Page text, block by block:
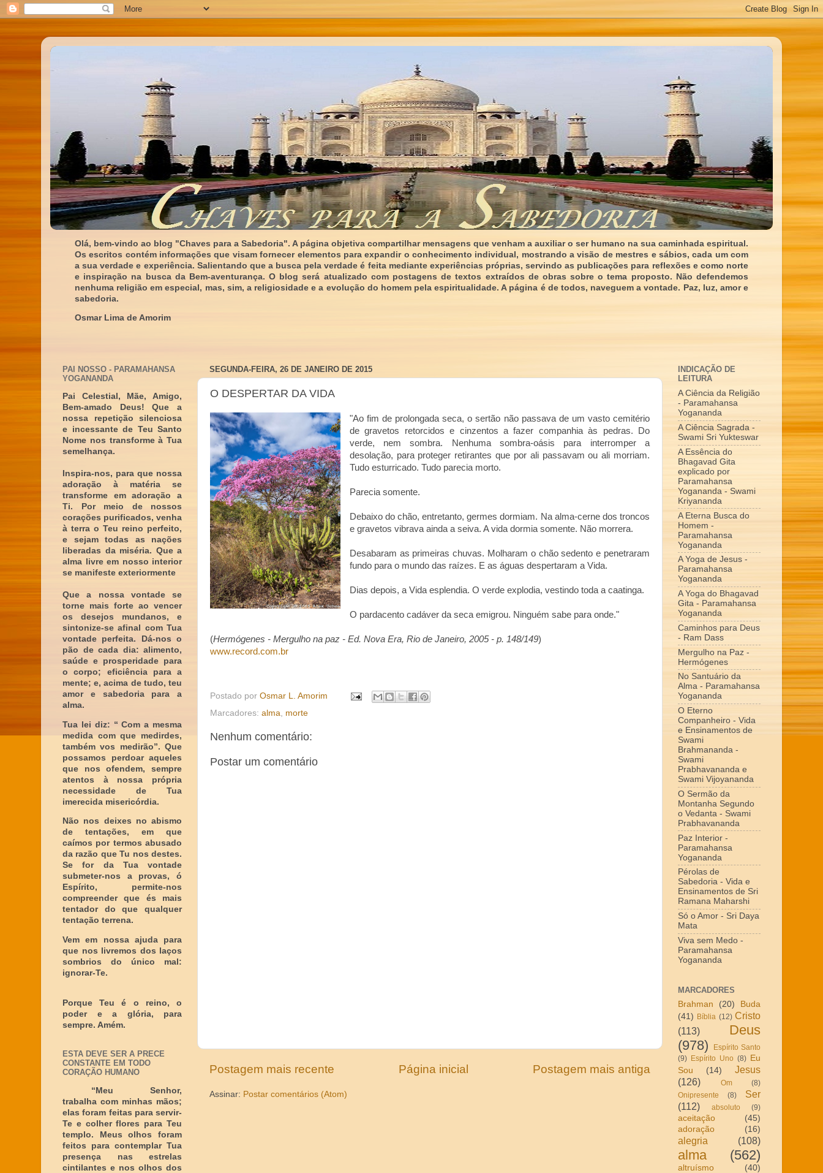
Olá, bem-vindo ao blog "Chaves para a Sabedoria". A página objetiva compartilhar mensagens que venham a auxiliar o ser humano na sua caminhada espiritual.
Os escritos contém informações que visam fornecer elementos para expandir o conhecimento individual, mostrando a visão de mestres e sábios, cada um com
a sua verdade e experiência. Salientando que a busca pela verdade é feita mediante experiências próprias, servindo as publicações para reflexões e como norte
e inspiração na busca da Bem-aventurança. O blog será atualizado com postagens de textos extraídos de obras sobre o tema proposto. Não defendemos
nenhuma religião em especial, mas, sim, a religiosidade e a evolução do homem pela espiritualidade. A página é de todos, naveguem a vontade. Paz, luz, amor e
sabedoria.
Osmar Lima de Amorim
SEGUNDA-FEIRA, 26 DE JANEIRO DE 2015
O DESPERTAR DA VIDA
"Ao fim de prolongada seca, o sertão não passava de um vasto cemitério
de gravetos retorcidos e cinzentos a fazer companhia às pedras. Do
verde, nem sombra. Nenhuma sombra-oásis para interromper a
desolação, para proteger retirantes que por ali passavam ou ali morriam.
Tudo esturricado. Tudo parecia morto.
Parecia somente.
Debaixo do chão, entretanto, germes dormiam. Na alma-cerne dos troncos
e gravetos vibrava ainda a seiva. A vida dormia somente. Não morrera.
Desabaram as primeiras chuvas. Molharam o chão sedento e penetraram
fundo para o mundo das raízes. E as águas despertaram a Vida.
Dias depois, a Vida esplendia. O verde explodia, vestindo toda a caatinga.
O pardacento cadáver da seca emigrou. Ninguém sabe para onde."
(Hermógenes - Mergulho na paz - Ed. Nova Era, Rio de Janeiro, 2005 - p. 148/149)
www.record.com.br
Postado por Osmar L. Amorim
Marcadores: alma morte
Nenhum comentário:
Postar um comentário
Postagem mais recente Postagem mais antiga
Página inicial
Assinar: Postar comentários (Atom)
PAI NOSSO - PARAMAHANSA
YOGANANDA
Pai Celestial, Mãe, Amigo,
Bem-amado Deus! Que a
nossa repetição silenciosa
e incessante de Teu Santo
Nome nos transforme à Tua
semelhança.
Inspira-nos, para que nossa
adoração à matéria se
transforme em adoração a
Ti. Por meio de nossos
corações purificados, venha
à terra o Teu reino perfeito,
e sejam todas as nações
liberadas da miséria. Que a
alma livre em nosso interior
se manifeste exteriormente
Que a nossa vontade se
torne mais forte ao vencer
os desejos mundanos, e
sintonize-se afinal com Tua
vontade perfeita. Dá-nos o
pão de cada dia: alimento,
saúde e prosperidade para
o corpo; eficiência para a
mente; e, acima de tudo, teu
amor e sabedoria para a
alma.
Tua lei diz: “ Com a mesma
medida com que medirdes,
também vos medirão”. Que
possamos perdoar aqueles
que nos ofendem, sempre
atentos à nossa própria
necessidade de Tua
imerecida misericórdia.
Não nos deixes no abismo
de tentações, em que
caímos por termos abusado
da razão que Tu nos destes.
Se for da Tua vontade
submeter-nos a provas, ó
Espírito, permite-nos
compreender que és mais
tentador do que qualquer
tentação terrena.
Vem em nossa ajuda para
que nos livremos dos laços
sombrios do único mal:
ignorar-Te.
Porque Teu é o reino, o
poder e a glória, para
sempre. Amém.
ESTA DEVE SER A PRECE
CONSTANTE EM TODO
CORAÇÃO HUMANO
“Meu Senhor,
trabalha com minhas mãos;
elas foram feitas para servir-
Te e colher flores para Teu
templo. Meus olhos foram
feitos para contemplar Tua
presença nas estrelas
cintilantes e nos olhos dos
INDICAÇÃO DE
LEITURA
A Ciência da Religião
- Paramahansa
Yogananda
A Ciência Sagrada -
Swami Sri Yukteswar
A Essência do
Bhagavad Gita
explicado por
Paramahansa
Yogananda - Swami
Kriyananda
A Eterna Busca do
Homem -
Paramahansa
Yogananda
A Yoga de Jesus -
Paramahansa
Yogananda
A Yoga do Bhagavad
Gita - Paramahansa
Yogananda
Caminhos para Deus
- Ram Dass
Mergulho na Paz -
Hermógenes
No Santuário da
Alma - Paramahansa
Yogananda
O Eterno
Companheiro - Vida
e Ensinamentos de
Swami
Brahmananda -
Swami
Prabhavananda e
Swami Vijoyananda
O Sermão da
Montanha Segundo
o Vedanta - Swami
Prabhavananda
Paz Interior -
Paramahansa
Yogananda
Pérolas de
Sabedoria - Vida e
Ensinamentos de Sri
Ramana Maharshi
Só o Amor - Sri Daya
Mata
Viva sem Medo -
Paramahansa
Yogananda
MARCADORES
Brahman
(20)
Buda
(41) Bíblia (12) Cristo
(113)
Deus
(978)
Espírito Santo
(9) Espírito Uno (8) Eu
Sou
(14)
Jesus
(126)
Om
(8)
Onipresente
(8)
Ser
(112)
absoluto (9)
aceitação
(45)
adoração
(16)
alegria (108)
alma (562)
altruísmo
(40)